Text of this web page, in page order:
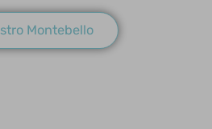
Montebello